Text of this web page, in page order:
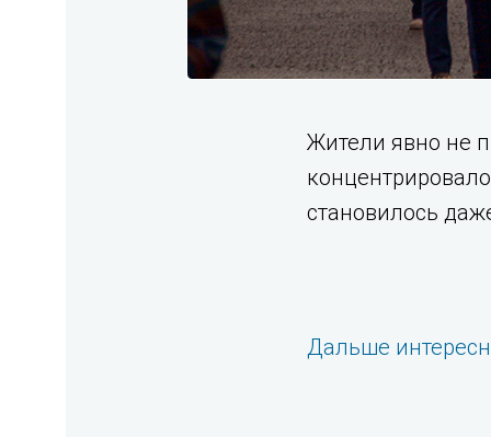
Жители явно не
становилось
Дальше